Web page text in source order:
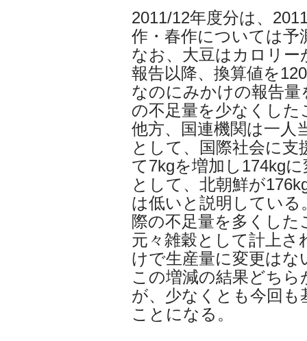
2011/12年度分は、
作・春作については予
なお、大豆はカロリ
報告以降、換算値を
なのにみかけの報告
の不足量を少なくした
他方、国連機関は一人
として、国際社会に
て7kgを増加し174kg
として、北朝鮮が
は低いと説明してい
際の不足量を多くし
元々雑穀として計上
けで生産量に変更はな
この増減の結果どち
が、少なくとも今回
ことになる。